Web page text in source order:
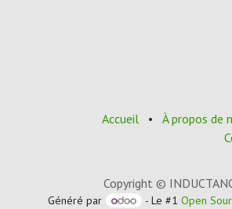
Accueil • À propos de
Copyright ©
Généré par - Le #1Open